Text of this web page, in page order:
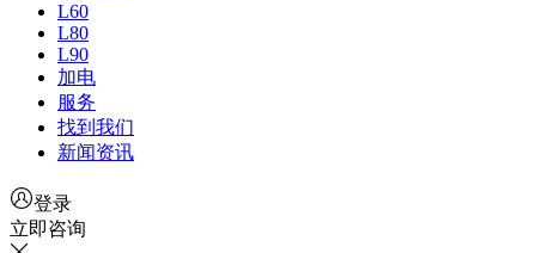
L60
L80
L90
加电
服务
找到我们
新闻资讯
登录
立即咨询